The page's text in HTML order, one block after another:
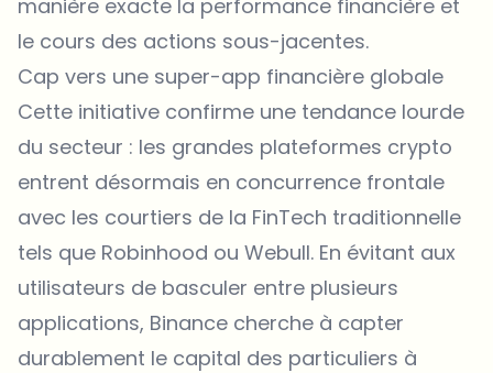
manière exacte la performance financière et
le cours des actions sous-jacentes.
Cap vers une super-app financière globale
Cette initiative confirme une tendance lourde
du secteur : les grandes plateformes crypto
entrent désormais en concurrence frontale
avec les courtiers de la FinTech traditionnelle
tels que Robinhood ou Webull. En évitant aux
utilisateurs de basculer entre plusieurs
applications, Binance cherche à capter
durablement le capital des particuliers à